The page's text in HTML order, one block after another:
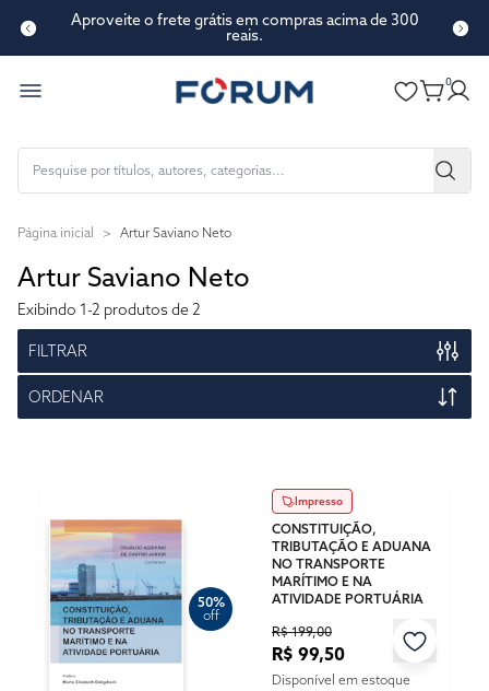
Aproveite o frete grátis em compras acima de 300
reais.
0
Página inicial > Artur Saviano Neto
Artur Saviano Neto
Exibindo 1-2 produtos de 2
FILTRAR
ORDENAR
50%
off
Impresso
CONSTITUIÇÃO,
TRIBUTAÇÃO E ADUANA
NO TRANSPORTE
MARÍTIMO E NA
ATIVIDADE PORTUÁRIA
R$ 199,00
R$ 99,50
Disponível em estoque